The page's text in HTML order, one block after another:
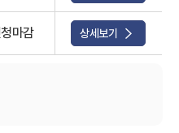
마감 상세보기